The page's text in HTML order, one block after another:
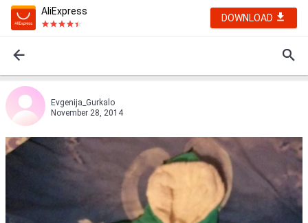
AliExpress
DOWNLOAD
Evgenija_Gurkalo
November 28, 2014